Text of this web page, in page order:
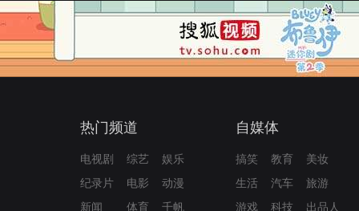
热门频道
电视剧 综艺
娱乐
纪录片
电影
动漫
新闻
体育 千帆
自媒体
搞笑 教育
美妆
生活
汽车
旅游
游戏
科技 出品人